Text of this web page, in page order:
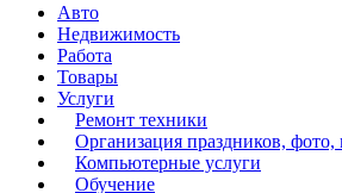
Авто
Недвижимость
Работа
Товары
Услуги
Ремонт техники
Организация праздников, фото,
Компьютерные услуги
Обучение